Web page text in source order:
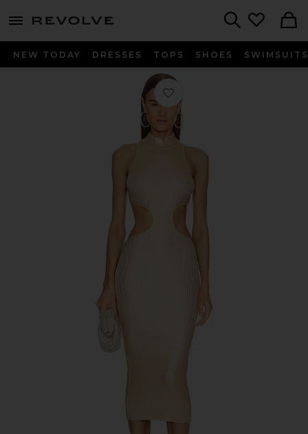
menu - shows more content
NEW TODAY DRESSES TOPS SHOES SWIMSUITS
Favorito VESTIDO CALISTA